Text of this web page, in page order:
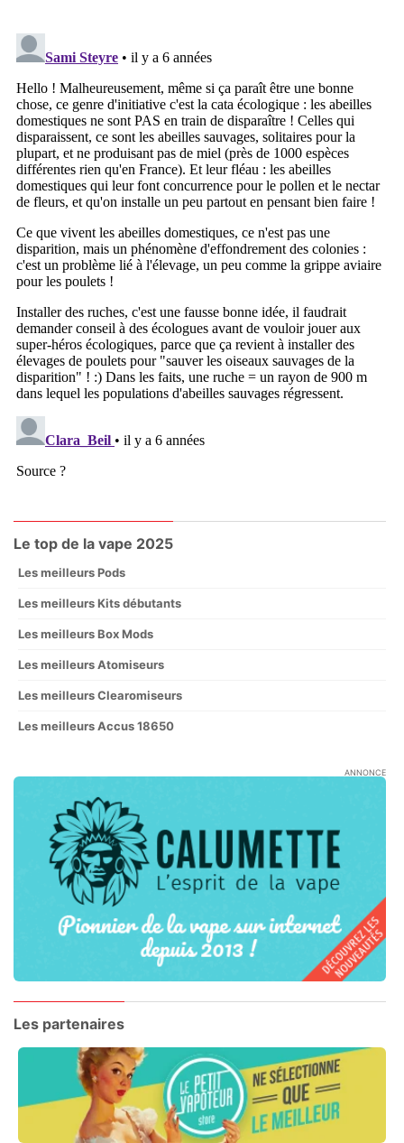
Le top de la vape 2025
Les meilleurs Pods
Les meilleurs Kits débutants
Les meilleurs Box Mods
Les meilleurs Atomiseurs
Les meilleurs Clearomiseurs
Les meilleurs Accus 18650
ANNONCE
Les partenaires